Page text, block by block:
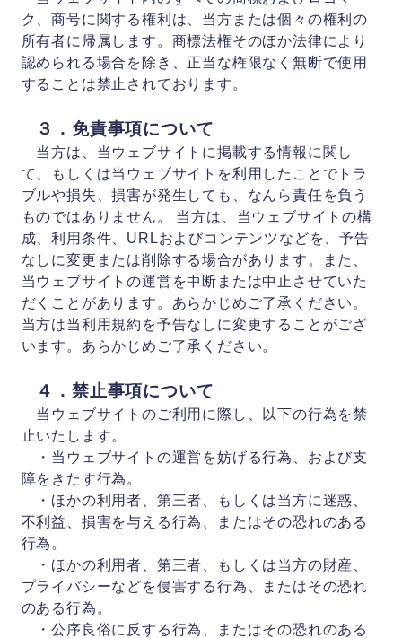
ク、商号に関する権利は、当方または個々の権利の
所有者に帰属します。商標法権そのほか法律により
認められる場合を除き、正当な権限なく無断で使用
することは禁止されております。
３．免責事項について
当方は、当ウェブサイトに掲載する情報に関し
て、もしくは当ウェブサイトを利用したことでトラ
ブルや損失、損害が発生しても、なんら責任を負う
ものではありません。 当方は、当ウェブサイトの構
成、利用条件、URLおよびコンテンツなどを、予告
なしに変更または削除する場合があります。また、
当ウェブサイトの運営を中断または中止させていた
だくことがあります。あらかじめご了承ください。
当方は当利用規約を予告なしに変更することがござ
います。あらかじめご了承ください。
４．禁止事項について
当ウェブサイトのご利用に際し、以下の行為を禁
止いたします。
・当ウェブサイトの運営を妨げる行為、および支
障をきたす行為。
・ほかの利用者、第三者、もしくは当方に迷惑、
不利益、損害を与える行為、またはその恐れのある
行為。
・ほかの利用者、第三者、もしくは当方の財産、
プライバシーなどを侵害する行為、またはその恐れ
のある行為。
・公序良俗に反する行為、またはその恐れのある